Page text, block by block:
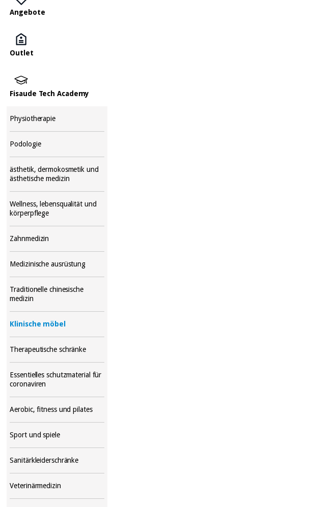
Angebote
Outlet
Fisaude Tech Academy
Physiotherapie
Podologie
ästhetik, dermokosmetik und
ästhetische medizin
Wellness, lebensqualität und
körperpflege
Zahnmedizin
Medizinische ausrüstung
Traditionelle chinesische
medizin
Klinische möbel
Therapeutische schränke
Essentielles schutzmaterial für
coronaviren
Aerobic, fitness und pilates
Sport und spiele
Sanitärkleiderschränke
Veterinärmedizin